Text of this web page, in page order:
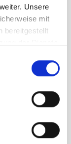
Unsere
mit
bereitgestellt
direkte